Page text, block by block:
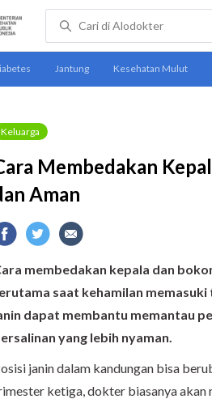
Keluarga
Membedakan
Aman
membedakan kepala dan
saat kehamilan
dapat membantu memantau
yang lebih nyaman.
janin dalam kandungan bisa
ketiga, dokter biasanya akan